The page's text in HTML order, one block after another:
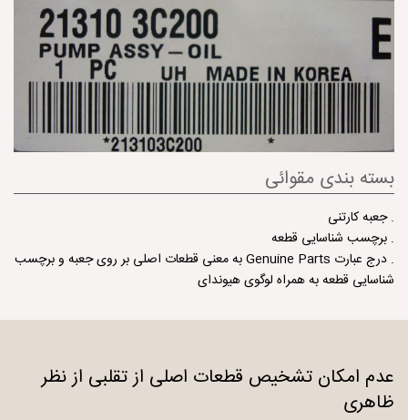
بسته بندی مقوائی
. جعبه كارتنی
. برچسب شناسایی قطعه
. درج عبارت Genuine Parts به معنی قطعات اصلی بر روی جعبه و برچسب
شناسایی قطعه به همراه لوگوی هیوندای
عدم امکان تشخیص قطعات اصلی از تقلبی از نظر
ظاهری